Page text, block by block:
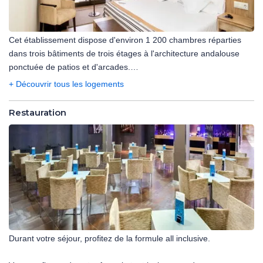
Cet établissement dispose d'environ 1 200 chambres réparties
dans trois bâtiments de trois étages à l'architecture andalouse
ponctuée de patios et d'arcades.
Les chambres sont grandes, confortables et disposent de
fenêtres donnant sur l'espace extérieur. Elles mesurent entre 30
m² et 35 m² et sont entièrement équipées pour vous garantir un
séjour merveilleux. Elles disposent d'une salle de bains moderne
et entièrement équipée.
Occupation maximale jusqu'à 3 personnes
- Chambres supérieures vue piscine ou vue sur le parc :
Les chambres sont spacieuses (30 à 35 m²) aménagées avec un
+ Découvrir tous les logements
Restauration
Durant votre séjour, profitez de la formule all inclusive.